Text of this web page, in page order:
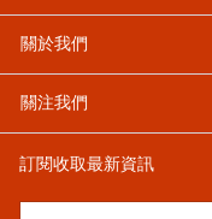
關於我們
關注我們
訂閱收取最新資訊